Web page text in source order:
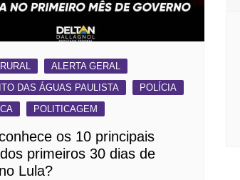
ALERTA GERAL
DAS ÁGUAS PAULISTA
POLÍCIA
POLITICAGEM
os 10 principais
primeiros 30 dias de
Lula?